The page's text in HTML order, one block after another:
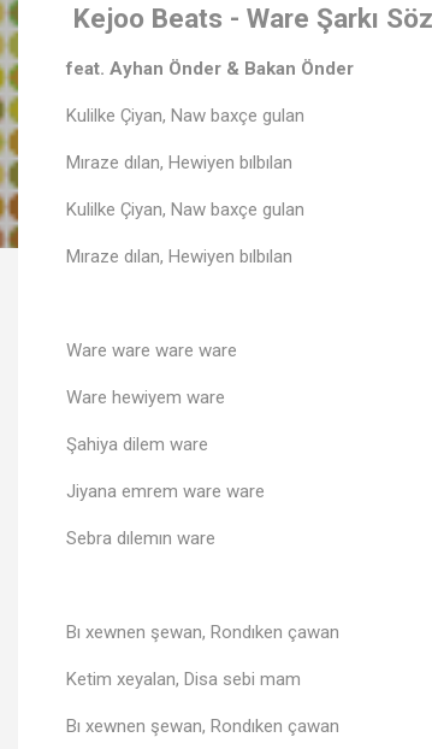
Kejoo Beats - Ware Şarkı
feat. Ayhan Önder & Bakan Önder
Kulilke Çiyan, Naw baxçe gulan
Mıraze dılan, Hewiyen bılbılan
Kulilke Çiyan, Naw baxçe gulan
Mıraze dılan, Hewiyen bılbılan
Ware ware ware ware
Ware hewiyem ware
Şahiya dilem ware
Jiyana emrem ware ware
Sebra dılemın ware
Bı xewnen şewan, Rondıken çawan
Ketim xeyalan, Disa sebi mam
Bı xewnen şewan, Rondıken çawan